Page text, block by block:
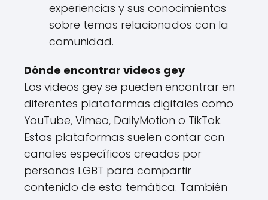
experiencias y sus conocimientos
sobre temas relacionados con la
comunidad.
Dónde encontrar videos gey
Los videos gey se pueden encontrar en
diferentes plataformas digitales como
YouTube, Vimeo, DailyMotion o TikTok.
Estas plataformas suelen contar con
canales específicos creados por
personas LGBT para compartir
contenido de esta temática. También